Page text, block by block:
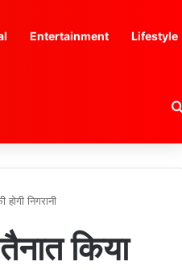
Entertainment Lifestyle
निगरानी
किया